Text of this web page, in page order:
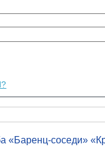
«Баренц-соседи»